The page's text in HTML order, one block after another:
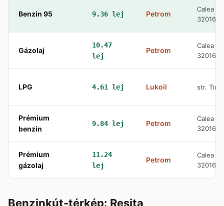
Benzin 95 9.36 lej Petrom
Calea
320167
Gázolaj
10.47
lej
Petrom
Calea
320167
LPG 4.61 lej Lukoil str.
Prémium
benzin
9.84 lej Petrom
Calea
320167
Prémium
gázolaj
11.24
lej
Petrom
Calea
320167
Benzinkút-térkép: Resita